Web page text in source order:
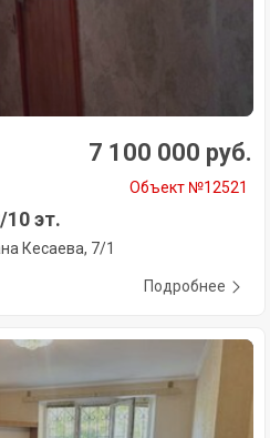
7 100 000 руб.
Объект №12521
10 эт.
Кесаева, 7/1
Подробнее